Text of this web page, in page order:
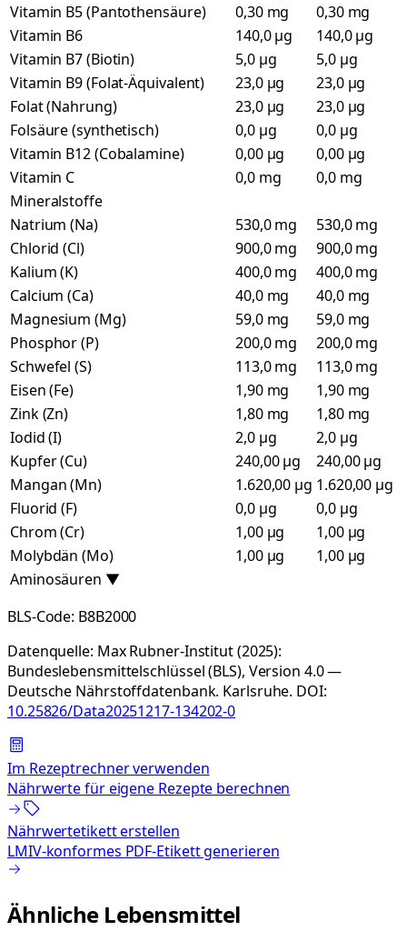
Vitamin B5 (Pantothensäure)
0,30 mg
0,30 mg
Vitamin B6
140,0 µg
140,0 µg
Vitamin B7 (Biotin)
5,0 µg
5,0 µg
Vitamin B9 (Folat-Äquivalent)
23,0 µg
23,0 µg
Folat (Nahrung)
23,0 µg
23,0 µg
Folsäure (synthetisch)
0,0 µg
0,0 µg
Vitamin B12 (Cobalamine)
0,00 µg
0,00 µg
Vitamin C
0,0 mg
0,0 mg
Mineralstoffe
Natrium (Na)
530,0 mg
530,0 mg
Chlorid (Cl)
900,0 mg
900,0 mg
Kalium (K)
400,0 mg
400,0 mg
Calcium (Ca)
40,0 mg
40,0 mg
Magnesium (Mg)
59,0 mg
59,0 mg
Phosphor (P)
200,0 mg
200,0 mg
Schwefel (S)
113,0 mg
113,0 mg
Eisen (Fe)
1,90 mg
1,90 mg
Zink (Zn)
1,80 mg
1,80 mg
Iodid (I)
2,0 µg
2,0 µg
Kupfer (Cu)
240,00 µg
240,00 µg
Mangan (Mn)
1.620,00 µg 1.620,00 µg
Fluorid (F)
0,0 µg
0,0 µg
Chrom (Cr)
1,00 µg
1,00 µg
Molybdän (Mo)
1,00 µg
1,00 µg
Aminosäuren ▼
BLS-Code: B8B2000
Datenquelle: Max Rubner-Institut (2025):
Bundeslebensmittelschlüssel (BLS), Version 4.0 —
Deutsche Nährstoffdatenbank. Karlsruhe. DOI:
10.25826/Data20251217-134202-0
Im Rezeptrechner verwenden
Nährwerte für eigene Rezepte berechnen
Nährwertetikett erstellen
LMIV-konformes PDF-Etikett generieren
Ähnliche Lebensmittel